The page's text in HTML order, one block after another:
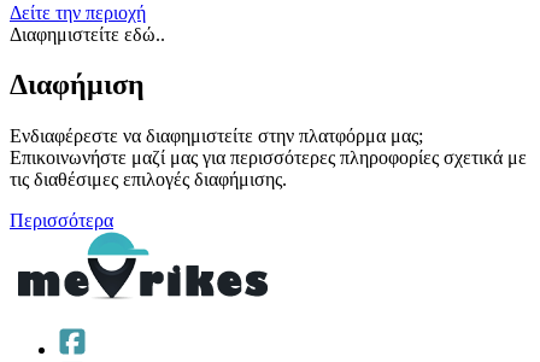
Δείτε την περιοχή
Διαφημιστείτε εδώ..
Διαφήμιση
Ενδιαφέρεστε να διαφημιστείτε στην πλατφόρμα μας;
Επικοινωνήστε μαζί μας για περισσότερες πληροφορίες σχετικά με
τις διαθέσιμες επιλογές διαφήμισης.
Περισσότερα